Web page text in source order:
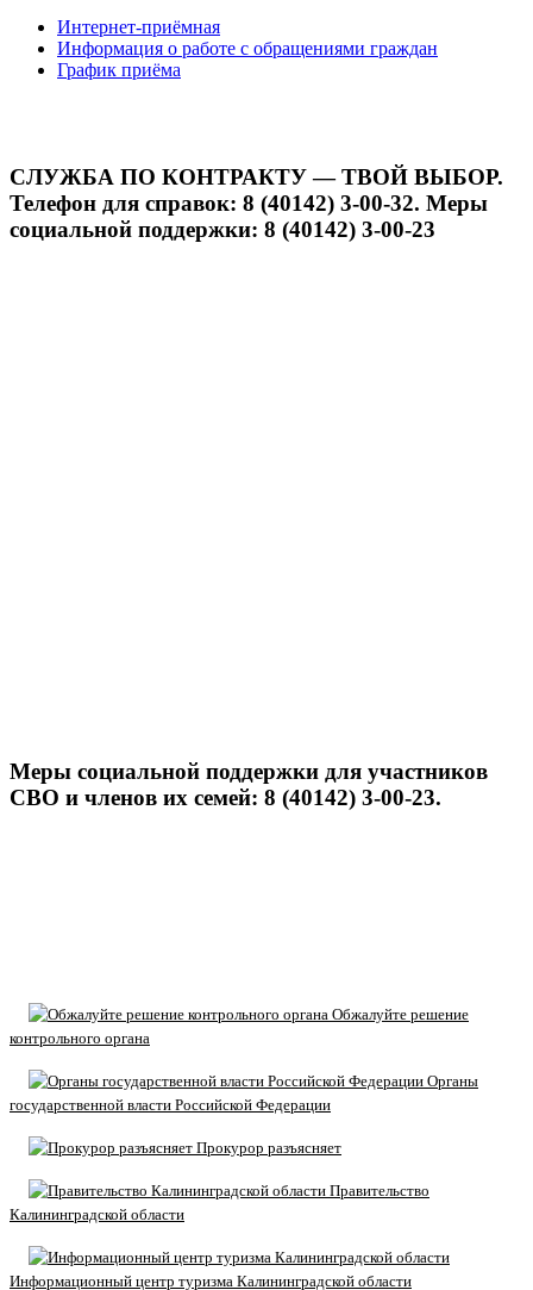
Интернет-приёмная
Информация о работе с обращениями граждан
График приёма
СЛУЖБА ПО КОНТРАКТУ — ТВОЙ ВЫБОР.
Телефон для справок: 8 (40142) 3-00-32. Меры
социальной поддержки: 8 (40142) 3-00-23
Меры социальной поддержки для участников
СВО и членов их семей: 8 (40142) 3-00-23.
Обжалуйте решение
контрольного органа
Органы
государственной власти Российской Федерации
Прокурор разъясняет
Правительство
Калининградской области
Информационный центр туризма Калининградской области